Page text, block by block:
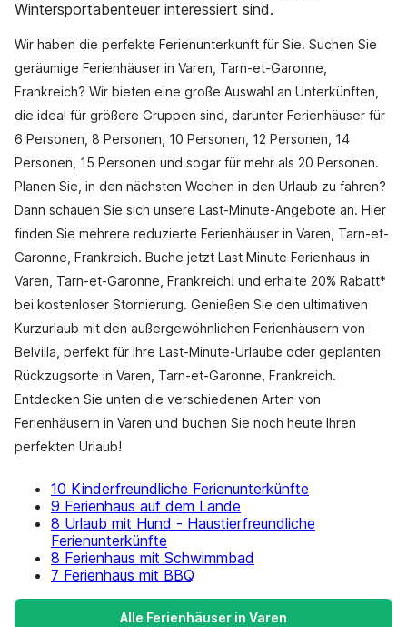
Wintersportabenteuer interessiert sind.
Wir haben die perfekte Ferienunterkunft für Sie. Suchen Sie
geräumige Ferienhäuser in Varen, Tarn-et-Garonne,
Frankreich? Wir bieten eine große Auswahl an Unterkünften,
die ideal für größere Gruppen sind, darunter Ferienhäuser für
6 Personen, 8 Personen, 10 Personen, 12 Personen, 14
Personen, 15 Personen und sogar für mehr als 20 Personen.
Planen Sie, in den nächsten Wochen in den Urlaub zu fahren?
Dann schauen Sie sich unsere Last-Minute-Angebote an. Hier
finden Sie mehrere reduzierte Ferienhäuser in Varen, Tarn-et-
Garonne, Frankreich. Buche jetzt Last Minute Ferienhaus in
Varen, Tarn-et-Garonne, Frankreich! und erhalte 20% Rabatt*
bei kostenloser Stornierung. Genießen Sie den ultimativen
Kurzurlaub mit den außergewöhnlichen Ferienhäusern von
Belvilla, perfekt für Ihre Last-Minute-Urlaube oder geplanten
Rückzugsorte in Varen, Tarn-et-Garonne, Frankreich.
Entdecken Sie unten die verschiedenen Arten von
Ferienhäusern in Varen und buchen Sie noch heute Ihren
perfekten Urlaub!
10 Kinderfreundliche Ferienunterkünfte
9 Ferienhaus auf dem Lande
8 Urlaub mit Hund - Haustierfreundliche
Ferienunterkünfte
8 Ferienhaus mit Schwimmbad
7 Ferienhaus mit BBQ
Alle Ferienhäuser in Varen